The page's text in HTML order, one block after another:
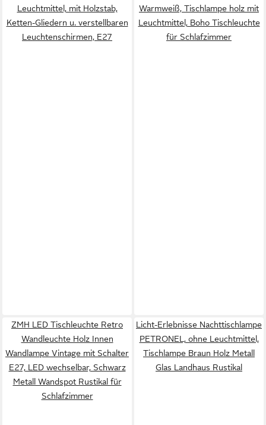
Leuchtmittel, mit Holzstab,
Ketten-Gliedern u. verstellbaren
Leuchtenschirmen, E27
Warmweiß, Tischlampe holz mit
Leuchtmittel, Boho Tischleuchte
für Schlafzimmer
ZMH LED Tischleuchte Retro
Wandleuchte Holz Innen
Wandlampe Vintage mit Schalter
E27, LED wechselbar, Schwarz
Metall Wandspot Rustikal für
Schlafzimmer
Licht-Erlebnisse Nachttischlampe
PETRONEL, ohne Leuchtmittel,
Tischlampe Braun Holz Metall
Glas Landhaus Rustikal